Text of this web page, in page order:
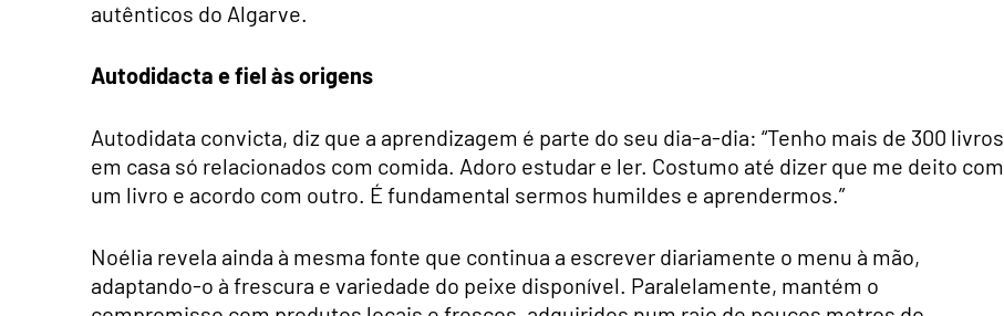
autênticos do Algarve.
Autodidacta e fiel às origens
Autodidata convicta, diz que a aprendizagem é parte do seu dia-a-dia: “Tenho mais de 300 livros
em casa só relacionados com comida. Adoro estudar e ler. Costumo até dizer que me deito com
um livro e acordo com outro. É fundamental sermos humildes e aprendermos.”
Noélia revela ainda à mesma fonte que continua a escrever diariamente o menu à mão,
adaptando-o à frescura e variedade do peixe disponível. Paralelamente, mantém o